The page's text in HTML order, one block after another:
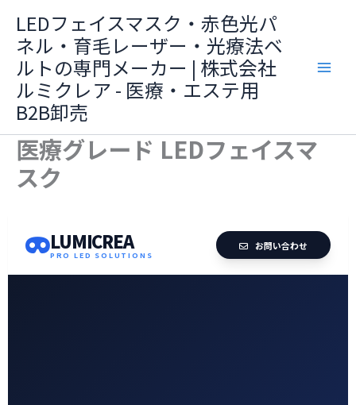
content
LEDフェイスマスク・赤色光パ
ネル・育毛レーザー・光療法ベ
ルトの専門メーカー | 株式会社
ルミクレア - 医療・エステ用
B2B卸売
医療グレード LEDフェイスマ
スク
LUMICREA
PRO LED SOLUTIONS
お問い合わせ